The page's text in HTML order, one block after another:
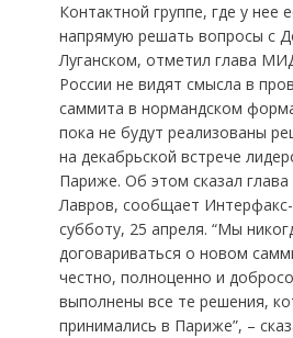
Контактной группе, где у нее
напрямую решать вопросы с
Луганском, отметил глава
России не видят смысла в
саммита в нормандском
пока не будут реализованы
на декабрьской встрече
Париже. Об этом сказал
Лавров, сообщает
субботу, 25 апреля. “Мы
договариваться о новом
честно, полноценно и
выполнены все те решения,
принимались в Париже”, –